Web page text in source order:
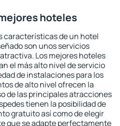
hoteles
características de un hotel
son unos servicios
Los mejores hoteles
el más alto nivel de servicio
de instalaciones para los
de alto nivel ofrecen la
de las principales atracciones
tienen la posibilidad de
gratuito así como de elegir
que se adapte perfectamente